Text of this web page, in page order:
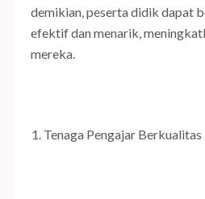
demikian, peserta didik dapat
efektif dan menarik,
mereka.
Tenaga Pengajar Berkualitas